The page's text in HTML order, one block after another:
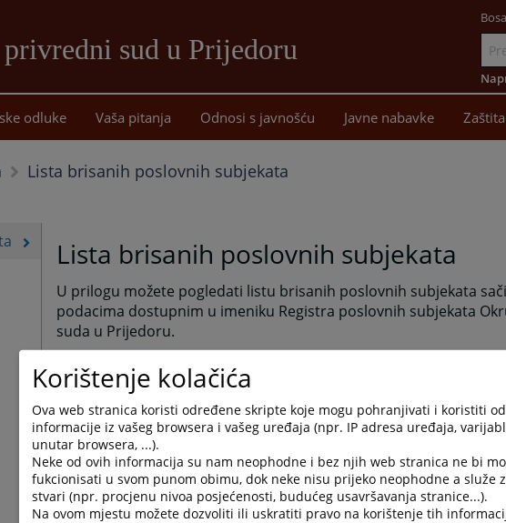
sud u Prijedoru
sadržaj
odluke Vaša pitanja Odnosi s javnošću Javne nabavke
Lista brisanih poslovnih subjekata
Lista brisanih poslovnih subjekata
U prilogu možete pogledati listu brisanih poslovnih subjekata
podacima dostupnim u imeniku Registra poslovnih subjekata
suda u Prijedoru.
Lista brisanih poslovnih subjekata Okružnog privrednog
isključivo informativnog karaktera, te se kao takvi ne mogu
u sudskom ili drugom postupku.
Korištenje kolačića
Ova web stranica koristi određene skripte koje mogu pohranjivati i koristiti
informacije iz vašeg browsera i vašeg uređaja (npr. IP adresa uređaja,
unutar browsera, ...).
Neke od ovih informacija su nam neophodne i bez njih web stranica ne bi
fukcionisati u svom punom obimu, dok neke nisu prijeko neophodne a služe
stvari (npr. procjenu nivoa posjećenosti, budućeg usavršavanja stranice...).
Na ovom mjestu možete dozvoliti ili uskratiti pravo na korištenje tih